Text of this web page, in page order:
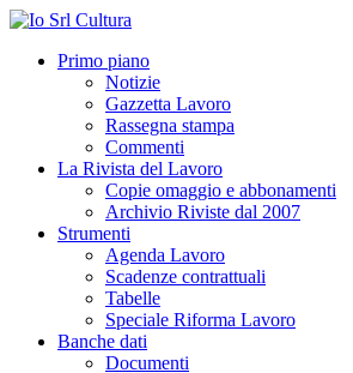
Primo piano
Notizie
Gazzetta Lavoro
Rassegna stampa
Commenti
La Rivista del Lavoro
Copie omaggio e abbonamenti
Archivio Riviste dal 2007
Strumenti
Agenda Lavoro
Scadenze contrattuali
Tabelle
Speciale Riforma Lavoro
Banche dati
Documenti